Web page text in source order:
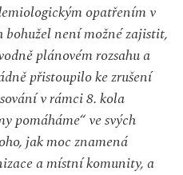
opatřením v
není možné zajistit,
plánovém rozsahu a
přistoupilo ke zrušení
v rámci 8. kola
pomáháme“ ve svých
jak moc znamená
a místní komunity, a